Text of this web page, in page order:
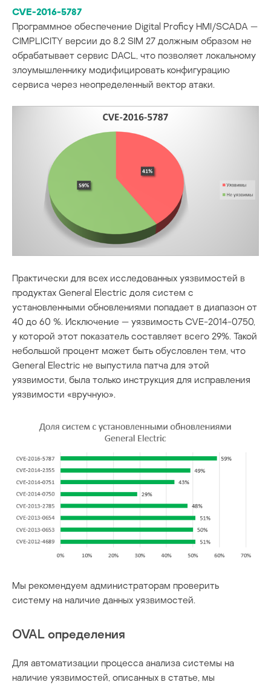
CVE-2016-5787
Программное обеспечение Digital Proficy HMI/SCADA —
CIMPLICITY версии до 8.2 SIM 27 должным образом не
обрабатывает сервис DACL, что позволяет локальному
злоумышленнику модифицировать конфигурацию
сервиса через неопределенный вектор атаки.
Практически для всех исследованных уязвимостей в
продуктах General Electric доля систем с
установленными обновлениями попадает в диапазон от
40 до 60 %. Исключение — уязвимость CVE-2014-0750,
у которой этот показатель составляет всего 29%. Такой
небольшой процент может быть обусловлен тем, что
General Electric не выпустила патча для этой
уязвимости, была только инструкция для исправления
уязвимости «вручную».
Мы рекомендуем администраторам проверить
систему на наличие данных уязвимостей.
OVAL определения
Для автоматизации процесса анализа системы на
наличие уязвимостей, описанных в статье, мы